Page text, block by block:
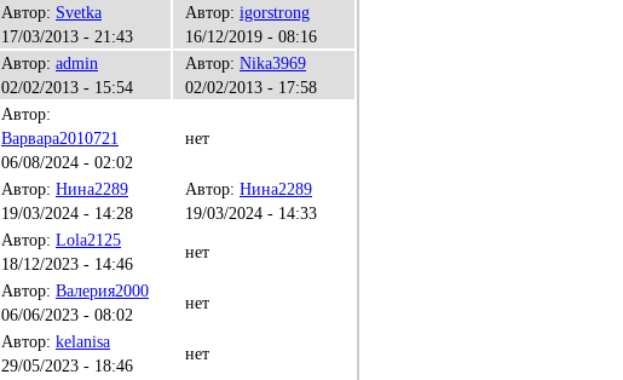
Автор: Svetka
17/03/2013 - 21:43
Автор: igorstrong
16/12/2019 - 08:16
Автор: admin
02/02/2013 - 15:54
Автор: Nika3969
02/02/2013 - 17:58
Автор:
Варвара2010721
06/08/2024 - 02:02
нет
Автор: Нина2289
19/03/2024 - 14:28
Автор: Нина2289
19/03/2024 - 14:33
Автор: Lola2125
18/12/2023 - 14:46
нет
Автор: Валерия2000
06/06/2023 - 08:02
нет
Автор: kelanisa
29/05/2023 - 18:46
нет